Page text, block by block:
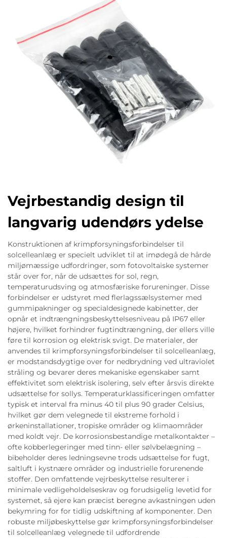
Vejrbestandig design til
langvarig udendørs ydelse
Konstruktionen af krimpforsyningsforbindelser til
solcelleanlæg er specielt udviklet til at imødegå de hårde
miljømæssige udfordringer, som fotovoltaiske systemer
står over for, når de udsættes for sol, regn,
temperaturudsving og atmosfæriske forureninger. Disse
forbindelser er udstyret med flerlagssælsystemer med
gummipakninger og specialdesignede kabinetter, der
opnår et indtrængningsbeskyttelsesniveau på IP67 eller
højere, hvilket forhindrer fugtindtrængning, der ellers ville
føre til korrosion og elektrisk svigt. De materialer, der
anvendes til krimpforsyningsforbindelser til solcelleanlæg,
er modstandsdygtige over for nedbrydning ved ultraviolet
stråling og bevarer deres mekaniske egenskaber samt
effektivitet som elektrisk isolering, selv efter årsvis direkte
udsættelse for sollys. Temperaturklassificeringen omfatter
typisk et interval fra minus 40 til plus 90 grader Celsius,
hvilket gør dem velegnede til ekstreme forhold i
ørkeninstallationer, tropiske områder og klimaområder
med koldt vejr. De korrosionsbestandige metalkontakter –
ofte kobberlegeringer med tinn- eller sølvbelægning –
bibeholder deres ledningsevne trods udsættelse for fugt,
saltluft i kystnære områder og industrielle forurenende
stoffer. Den omfattende vejrbeskyttelse resulterer i
minimale vedligeholdelseskrav og forudsigelig levetid for
systemet, så ejere kan præcist beregne avkastningen uden
bekymring for for tidlig udskiftning af komponenter. Den
robuste miljøbeskyttelse gør krimpforsyningsforbindelser
til solcelleanlæg velegnede til udfordrende